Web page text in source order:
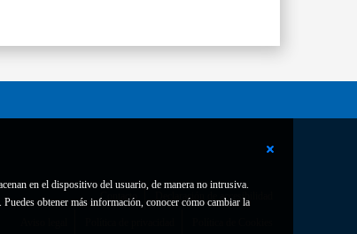
en el dispositivo del usuario, de manera no intrusiva.
obtener más información, conocer cómo cambiar la
Contacto Declaración de accesibilidad